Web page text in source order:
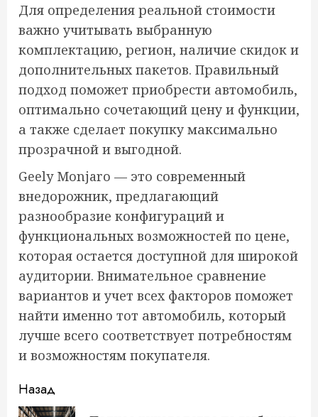
Для определения реальной стоимости
важно учитывать выбранную
комплектацию, регион, наличие скидок и
дополнительных пакетов. Правильный
подход поможет приобрести автомобиль,
оптимально сочетающий цену и функции,
а также сделает покупку максимально
прозрачной и выгодной.
Geely Monjaro — это современный
внедорожник, предлагающий
разнообразие конфигураций и
функциональных возможностей по цене,
которая остается доступной для широкой
аудитории. Внимательное сравнение
вариантов и учет всех факторов поможет
найти именно тот автомобиль, который
лучше всего соответствует потребностям
и возможностям покупателя.
Продолжить
Назад